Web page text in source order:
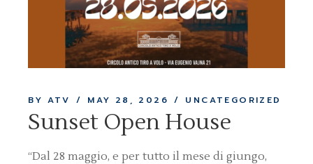
BY ATV MAY 28, 2026 UNCATEGORIZED
Sunset Open House
“Dal 28 maggio, e per tutto il mese di giungo,